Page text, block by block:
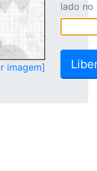
imagem]
lado no